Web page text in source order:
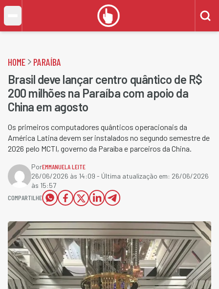
HOME PARAÍBA
Brasil deve lançar centro quântico de R$
200 milhões na Paraíba com apoio da
China em agosto
Os primeiros computadores quânticos operacionais da
América Latina devem ser instalados no segundo semestre de
2026 pelo MCTI, governo da Paraíba e parceiros da China.
PorEMMANUELA LEITE
26/06/2026 às 14:09 - Última atualização em: 26/06/2026
às 15:57
COMPARTILHE